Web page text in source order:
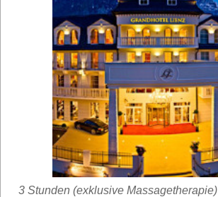
3 Stunden (exklusive Massagetherapie)